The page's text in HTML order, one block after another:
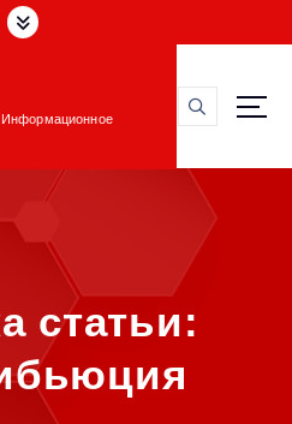
Информационное
статьи: